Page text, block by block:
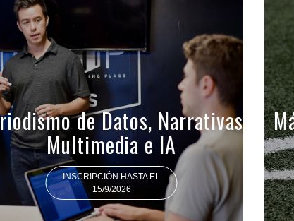
de Datos, Narrativas
Multimedia e IA
INSCRIPCIÓN HASTA EL
15/9/2026